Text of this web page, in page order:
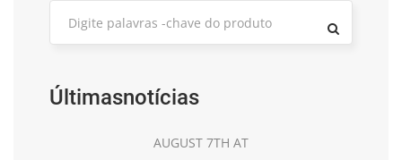
Últimasnotícias
AUGUST 7TH AT